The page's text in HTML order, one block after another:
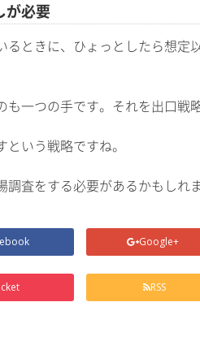
が必要
るときに、ひょっとしたら想定
一つの手です。それを出口戦
いう戦略ですね。
査をする必要があるかもしれ
Google+
RSS